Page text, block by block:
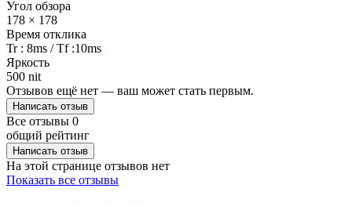
Угол обзора
178 × 178
Время отклика
Tr : 8ms / Tf :10ms
Яркость
500 nit
Отзывов ещё нет — ваш может стать первым.
Написать отзыв
Все отзывы 0
общий рейтинг
Написать отзыв
На этой странице отзывов нет
Показать все отзывы